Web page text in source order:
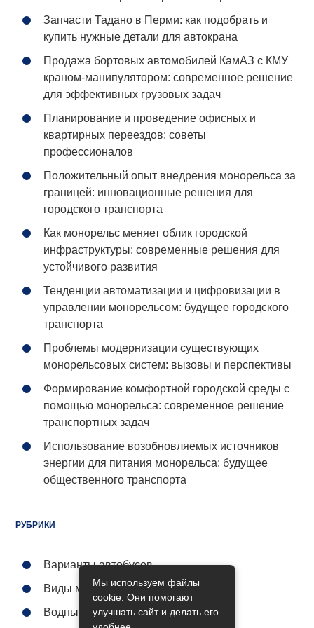
Запчасти Тадано в Перми: как подобрать и
купить нужные детали для автокрана
Продажа бортовых автомобилей КамАЗ с КМУ
краном-манипулятором: современное решение
для эффективных грузовых задач
Планирование и проведение офисных и
квартирных переездов: советы
профессионалов
Положительный опыт внедрения монорельса за
границей: инновационные решения для
городского транспорта
Как монорельс меняет облик городской
инфраструктуры: современные решения для
устойчивого развития
Тенденции автоматизации и цифровизации в
управлении монорельсом: будущее городского
транспорта
Проблемы модернизации существующих
монорельсовых систем: вызовы и перспективы
Формирование комфортной городской среды с
помощью монорельса: современное решение
транспортных задач
Использование возобновляемых источников
энергии для питания монорельса: будущее
общественного транспорта
РУБРИКИ
Варианты автобусов
Виды метро
Водный транспорт
Мы используем файлы
cookie. Они помогают
улучшать сайт и делать его